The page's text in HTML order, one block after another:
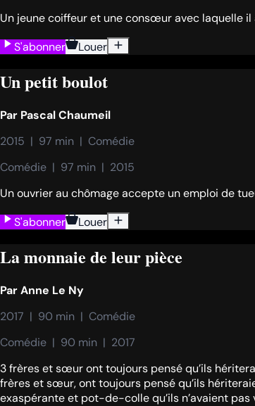
Un jeune coiffeur et une consœur avec laquelle
S'abonner
Louer
Un petit boulot
Par Pascal Chaumeil
2015  |  97 min  |  Comédie
Comédie  |  97 min  |  2015
Un ouvrier au chômage accepte un emploi de
S'abonner
Louer
La monnaie de leur pièce
ParAnne Le Ny
2017  |  90 min  |  Comédie
Comédie  |  90 min  |  2017
3 frères et sœur ont toujours pensé qu’ils
frères et sœur, ont toujours pensé qu’ils
exaspérante et pot-de-colle qu’ils n’avaient